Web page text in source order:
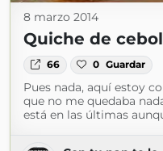
8 marzo 2014
Quiche de
66 0 Guardar
Pues nada, aquí estoy
que no me quedaba
está en las últimas